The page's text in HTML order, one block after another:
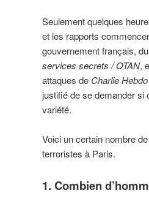
Seulement quelques
et les rapports
gouvernement français,
services secrets / OTAN,
attaques de Charlie Hebdo
justifié de se demander si
variété.
Voici un certain nombre
terroristes à Paris.
1. Combien